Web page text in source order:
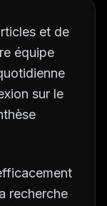
et de
équipe
sur le
recherche